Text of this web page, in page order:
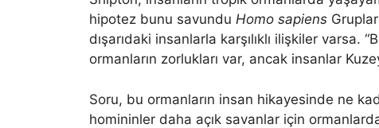
hipotez bunu savundu Homo sapiens
dışarıdaki insanlarla karşılıklı ilişkiler varsa.
ormanların zorlukları var, ancak insanlar
Soru, bu ormanların insan hikayesinde ne
homininler daha açık savanlar için